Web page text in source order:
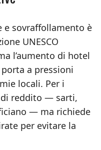
e sovraffollamento è
UNESCO
l’aumento di hotel
a pressioni
locali. Per i
reddito — sarti,
— ma richiede
per evitare la